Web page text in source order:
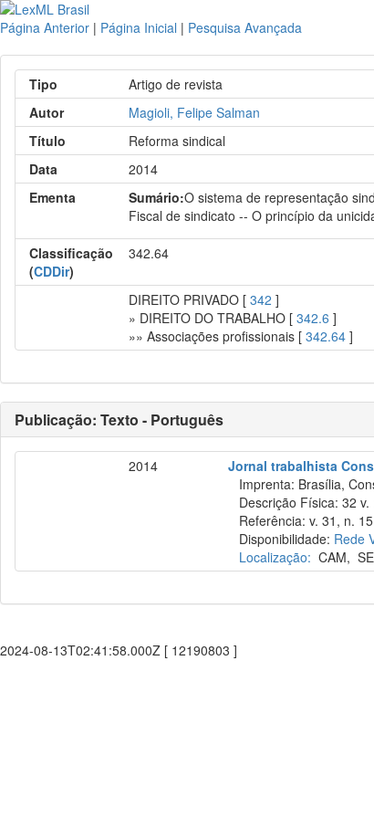
Página Anterior | Página Inicial | Pesquisa Avançada
Tipo
Artigo de revista
Autor
Magioli, Felipe Salman
Título
Reforma sindical
Data
2014
Ementa
Sumário:O sistema de representação
Fiscal de sindicato -- O princípio da
Classificação
(CDDir)
342.64
DIREITO PRIVADO [342 ]
» DIREITO DO TRABALHO [342.6 ]
»» Associações profissionais [342.64 ]
Publicação: Texto - Português
2014
Jornal trabalhista
Imprenta: Brasília,
Descrição Física: 32 v.
Referência: v. 31, n.
Disponibilidade: Rede
Localização: CAM,
2024-08-13T02:41:58.000Z [ 12190803 ]